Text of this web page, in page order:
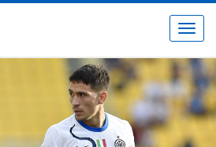
Toggle